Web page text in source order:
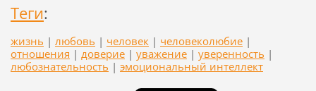
Теги:
жизнь | любовь | человек | человеколюбие |
отношения | доверие | уважение | уверенность |
любознательность | эмоциональный интеллект